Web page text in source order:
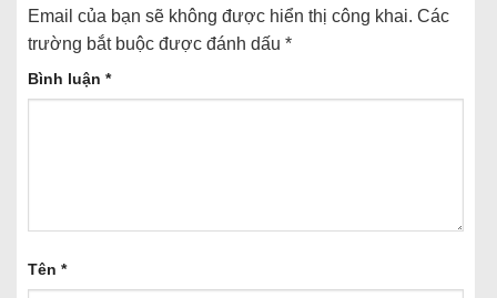
Email của bạn sẽ không được hiển thị công khai. Các
trường bắt buộc được đánh dấu *
Bình luận *
Tên *